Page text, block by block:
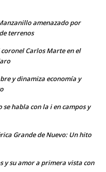
amenazado por
terrenos
Carlos Marte en el
y dinamiza economía y
se habla con la i en campos y
Grande de Nuevo: Un hito
y su amor a primera vista con